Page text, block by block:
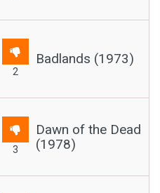
2
Badlands (1973)
3
Dawn of the Dead
(1978)